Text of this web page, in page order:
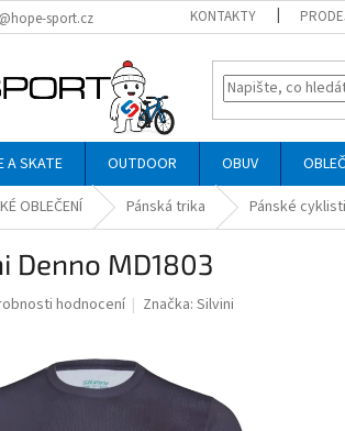
sport.cz KONTAKTY
A SKATE OUTDOOR OBUV
OBLEČENÍ Pánská trika Pánské
Denno MD1803
hodnocení Značka:Silvini